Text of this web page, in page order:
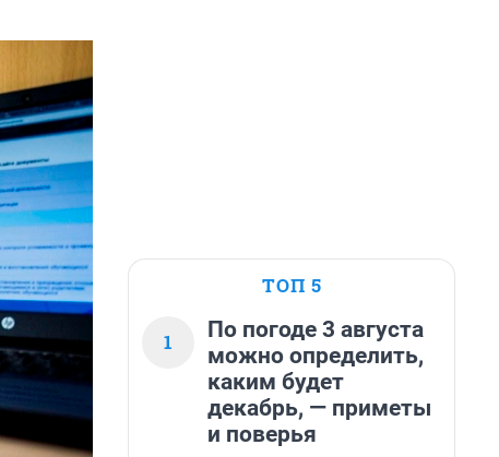
ТОП 5
1
По погоде 3 августа
можно определить,
каким будет
декабрь, — приметы
и поверья